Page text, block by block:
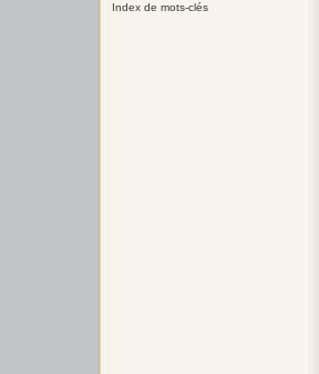
Index de mots-clés